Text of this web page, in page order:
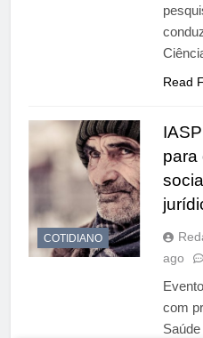
Read
COTIDIANO
para
ago
com